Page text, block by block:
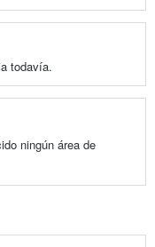
todavía.
ningún área de